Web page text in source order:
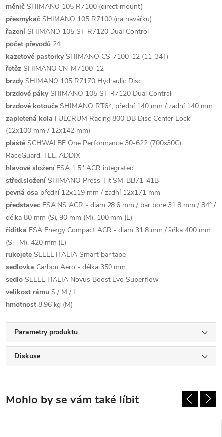
měnič SHIMANO 105 R7100 (direct mount)
přesmykač SHIMANO 105 R7100 (na navářku)
řazení SHIMANO 105 ST-R7120 Dual Control
počet převodů 24
kazetové pastorkySHIMANO CS-7100-12 (11-34T)
řetěz SHIMANO CN-M7100-12
brzdySHIMANO 105 R7170 Hydraulic Disc
brzdové pákySHIMANO 105 ST-R7120 Dual Control
brzdové kotouče SHIMANO RT64, přední 140 mm / zadní 140 mm
zapletená kola FULCRUM Racing 800 DB Disc Center Lock
(12x100 mm / 12x142 mm)
pláště SCHWALBE One Performance 30-622 (700x30C)
RaceGuard, TLE, ADDIX
hlavové složení FSA 1.5" ACR integrated
střed.složení SHIMANO Press-Fit SM-BB71-41B
pevná osa přední 12x119 mm / zadní 12x171 mm
představec FSA NS ACR - diam 28.6 mm / bar bore 31.8 mm / 84° /
délka 80 mm (S), 90 mm (M), 100 mm (L)
řídítka FSA Energy Compact ACR - diam 31.8 mm / šířka 400 mm
(S - M), 420 mm (L)
rukojete SELLE ITALIA Smart bar tape
sedlovka Carbon Aero - délka 350 mm
sedlo SELLE ITALIA Novus Boost Evo Superflow
velikost rámu S / M / L
hmotnost 8.96 kg (M)
Parametry produktu
Diskuse